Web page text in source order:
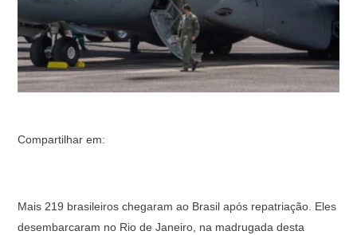
Compartilhar em:
Mais 219 brasileiros chegaram ao Brasil após repatriação. Eles
desembarcaram no Rio de Janeiro, na madrugada desta